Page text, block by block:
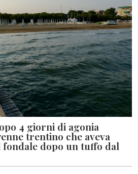
4 giorni di agonia
trentino che aveva
dopo un tuffo dal